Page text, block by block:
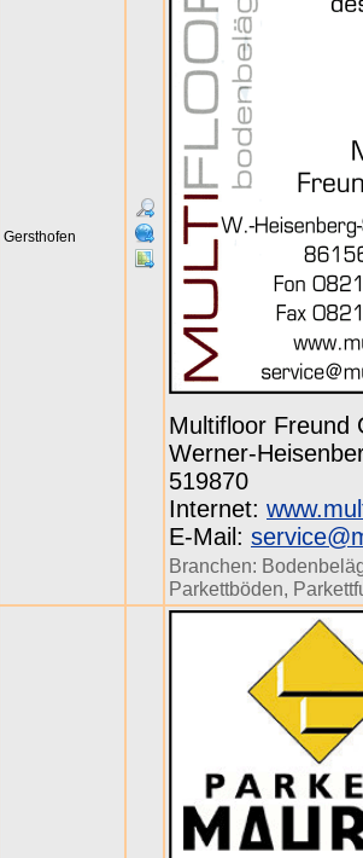
Gersthofen
Multifloor Freund
Werner-
519870
Internet:
E-Mail:
Branchen:
Parkettböden,